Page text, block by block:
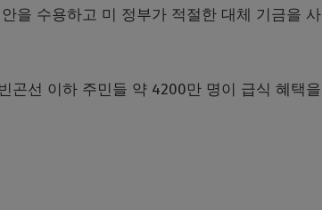
을 수용하고 미 정부가 적절한 대체 기금을 사
곤선 이하 주민들 약 4200만 명이 급식 혜택을